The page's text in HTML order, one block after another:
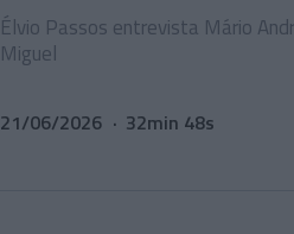
Élvio Passos entrevista Mário
Miguel
21/06/2026 32min 48s